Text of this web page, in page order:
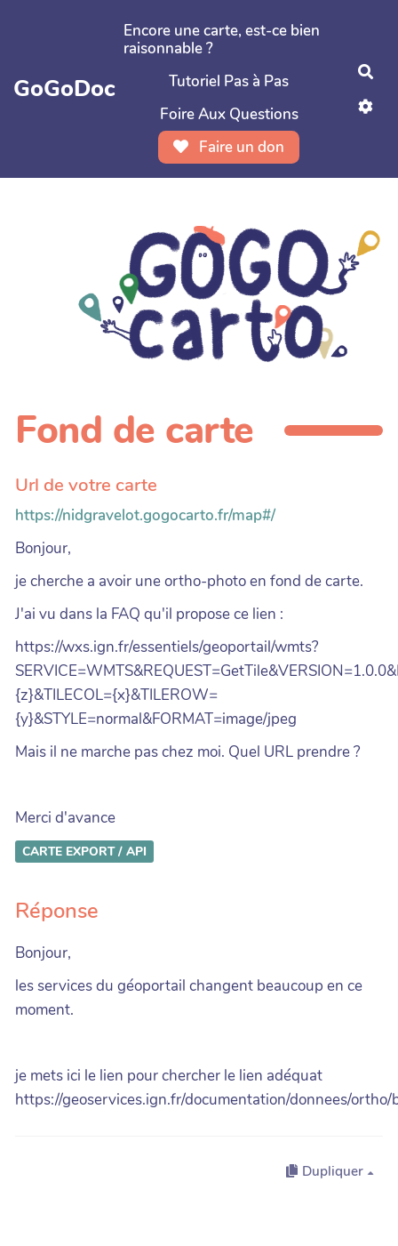
Aller au contenu principal
GoGoDoc
Encore une carte, est-ce bien
raisonnable ?
Tutoriel Pas à Pas
Foire Aux Questions
Faire un don
Fond de carte
Url de votre carte
https://nidgravelot.gogocarto.fr/map#/
Bonjour,
je cherche a avoir une ortho-photo en fond de carte.
J'ai vu dans la FAQ qu'il propose ce lien :
https://wxs.ign.fr/essentiels/geoportail/wmts?
{z}&TILECOL={x}&TILEROW=
{y}&STYLE=normal&FORMAT=image/jpeg
Mais il ne marche pas chez moi. Quel URL prendre ?
Merci d'avance
CARTE EXPORT / API
Réponse
Bonjour,
les services du géoportail changent beaucoup en ce
moment.
je mets ici le lien pour chercher le lien adéquat
https://geoservices.ign.fr/documentation/donnees/
Dupliquer